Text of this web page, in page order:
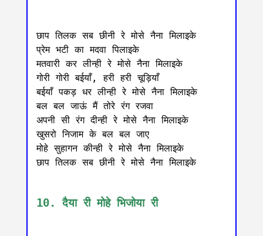
छाप तिलक सब छीनी रे मोसे नैना मिलाइके
प्रेम भटी का मदवा पिलाइके
मतवारी कर लीन्ही रे मोसे नैना मिलाइके
गोरी गोरी बईयाँ, हरी हरी चूड़ियाँ
बईयाँ पकड़ धर लीन्ही रे मोसे नैना मिलाइके
बल बल जाऊं मैं तोरे रंग रजवा
अपनी सी रंग दीन्ही रे मोसे नैना मिलाइके
खुसरो निजाम के बल बल जाए
मोहे सुहागन कीन्ही रे मोसे नैना मिलाइके
छाप तिलक सब छीनी रे मोसे नैना मिलाइके
10. दैया री मोहे भिजोया री